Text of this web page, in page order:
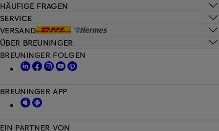
HÄUFIGE FRAGEN
SERVICE
VERSAND
ÜBER BREUNINGER
EIN PARTNER VON
BREUNINGER FOLGEN
BREUNINGER APP